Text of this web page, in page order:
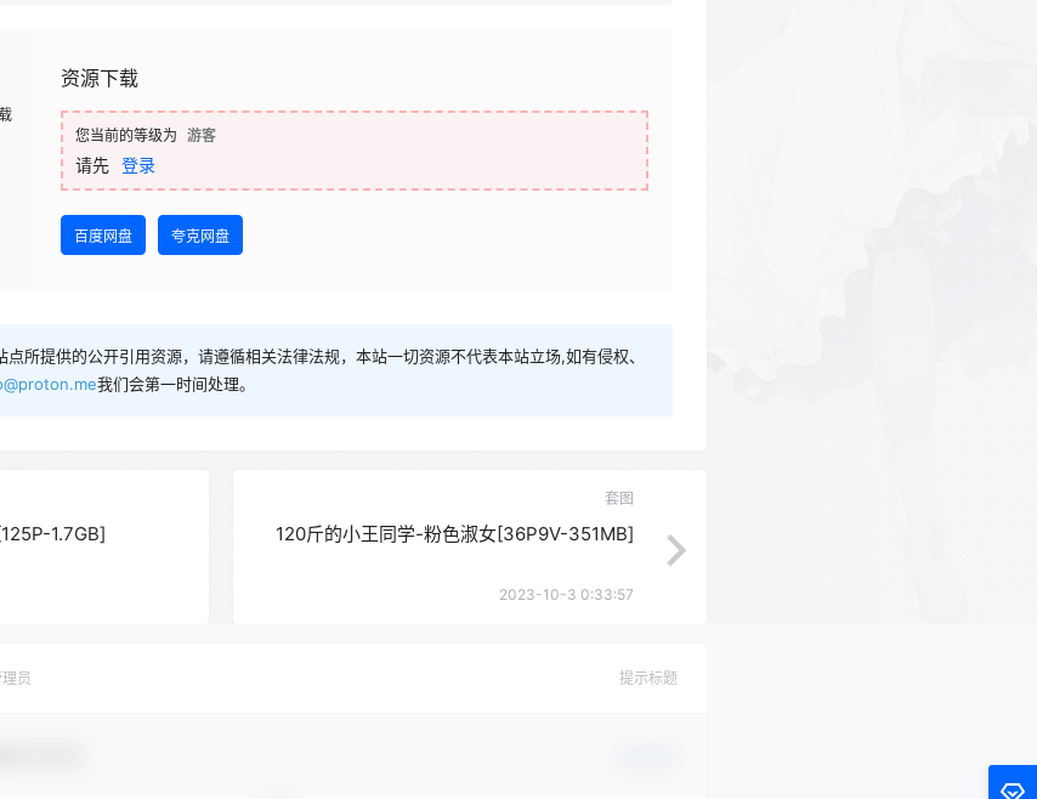
资源下载
您当前的等级为 游客
请先 登录
百度网盘 夸克网盘
所提供的公开引用资源，请遵循相关法律法规，本站一切资源不代表本站立场,如有侵权、
我们会第一时间处理。
1.7GB]
套图
120斤的小王同学-粉色淑女[36P9V-351MB]
2023-10-3 0:33:57
员 提示标题